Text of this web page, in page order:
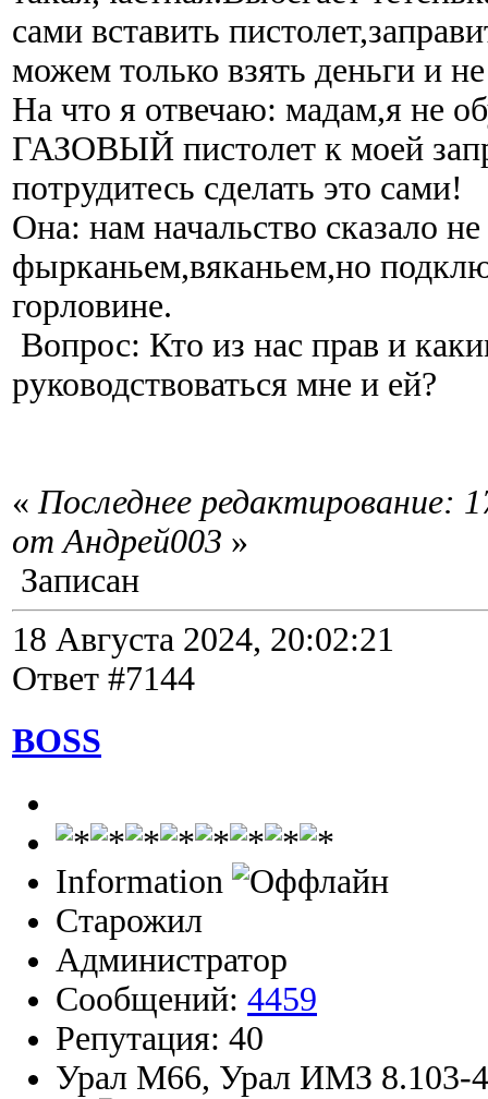
сами вставить
можем только взять деньги и
На что я отвечаю: мадам,я не
ГАЗОВЫЙ пистолет к моей
потрудитесь сделать это сами!
Она: нам начальство сказало
фырканьем,вяканьем,но
горловине.
Вопрос: Кто из нас прав и
руководствоваться мне и ей?
« Последнее редактирование:
от Андрей003 »
Записан
18 Августа 2024, 20:02:21
Ответ #7144
BOSS
Information
Старожил
Администратор
Сообщений: 4459
Репутация: 40
Урал М66, Урал ИМЗ 8.103-